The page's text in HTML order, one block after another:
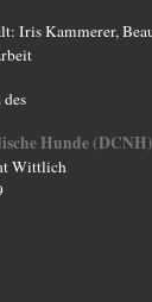
Iris Kammerer,
Hunde
Wittlich